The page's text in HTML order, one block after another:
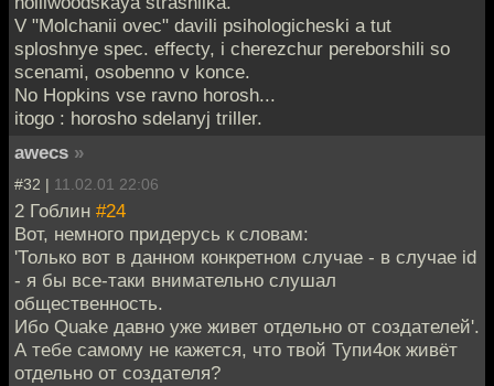
V "Molchanii ovec" davili psihologicheski a tut
sploshnye spec. effecty, i cherezchur pereborshili so
scenami, osobenno v konce.
No Hopkins vse ravno horosh...
itogo : horosho sdelanyj triller.
awecs »
#32 | 11.02.01 22:06
2 Гоблин #24
Вот, немного придерусь к словам:
'Только вот в данном конкретном случае - в случае id
- я бы все-таки внимательно слушал
общественность.
Ибо Quake давно уже живет отдельно от создателей'.
А тебе самому не кажется, что твой Тупи4ок живёт
отдельно от создателя?